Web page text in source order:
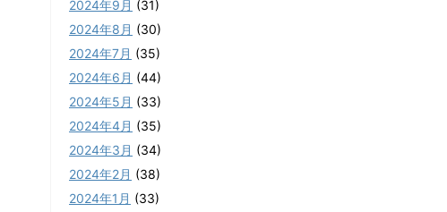
2024年9月 (31)
2024年8月 (30)
2024年7月 (35)
2024年6月 (44)
2024年5月 (33)
2024年4月 (35)
2024年3月 (34)
2024年2月 (38)
2024年1月 (33)